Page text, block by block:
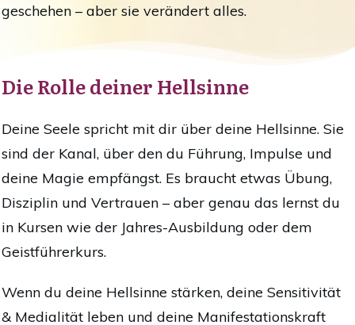
geschehen – aber sie verändert alles.
Die Rolle deiner Hellsinne
Deine Seele spricht mit dir über deine Hellsinne. Sie
sind der Kanal, über den du Führung, Impulse und
deine Magie empfängst. Es braucht etwas Übung,
Disziplin und Vertrauen – aber genau das lernst du
in Kursen wie der Jahres-Ausbildung oder dem
Geistführerkurs.
Wenn du deine Hellsinne stärken, deine Sensitivität
& Medialität leben und deine Manifestationskraft